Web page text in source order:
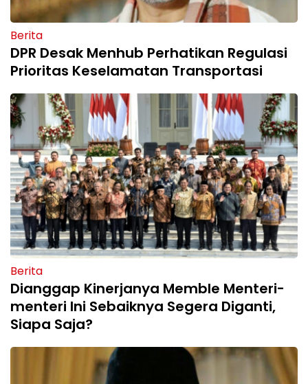
Berita
DPR Desak Menhub Perhatikan Regulasi
Prioritas Keselamatan Transportasi
Berita
Dianggap Kinerjanya Memble Menteri-
menteri Ini Sebaiknya Segera Diganti,
Siapa Saja?